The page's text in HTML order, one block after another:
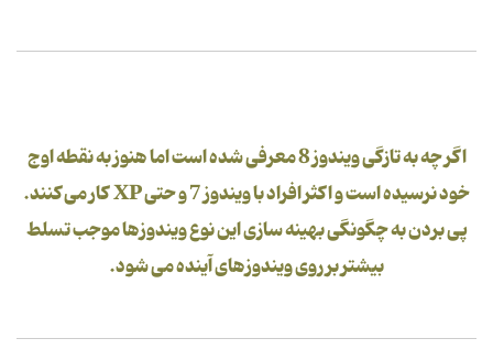
اگر چه به تازگی ویندوز 8 معرفی شده است اما هنوز به نقطه اوج
خود نرسیده است و اكثر افراد با ویندوز 7 و حتی XP كار می كنند.
پی بردن به چگونگی بهینه سازی این نوع ویندوزها موجب تسلط
بیشتر بر روی ویندوزهای آینده می شود.